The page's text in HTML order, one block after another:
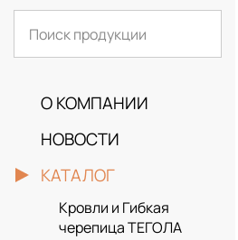
О КОМПАНИИ
НОВОСТИ
КАТАЛОГ
Кровли и Гибкая
черепица ТЕГОЛА